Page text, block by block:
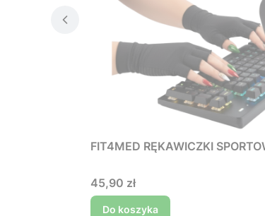
FIT4MED RĘKAWICZKI
Cena
45,90 zł
Do koszyka